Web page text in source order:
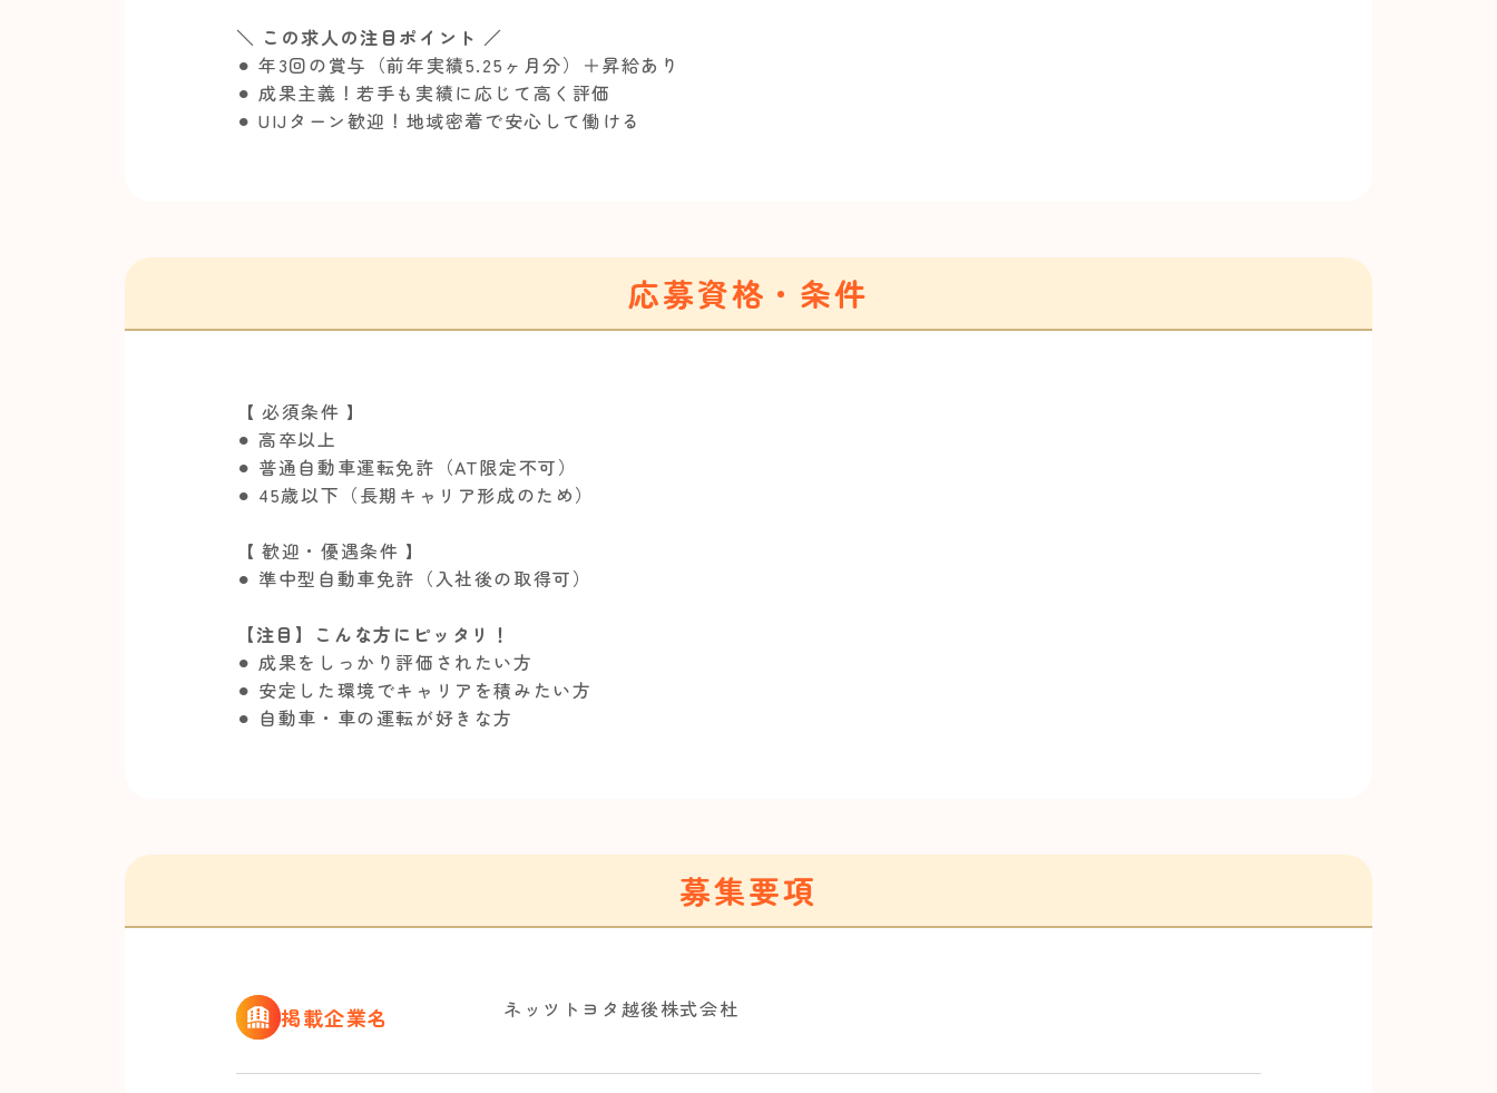
＼ この求人の注目ポイント ／
⚫︎ 年3回の賞与（前年実績5.25ヶ月分）＋昇給あり
⚫︎ 成果主義！若手も実績に応じて高く評価
⚫︎ UIJターン歓迎！地域密着で安心して働ける
応募資格・条件
【 必須条件 】
⚫︎ 高卒以上
⚫︎ 普通自動車運転免許（AT限定不可）
⚫︎ 45歳以下（長期キャリア形成のため）
【 歓迎・優遇条件 】
⚫︎ 準中型自動車免許（入社後の取得可）
【注目】こんな方にピッタリ！
⚫︎ 成果をしっかり評価されたい方
⚫︎ 安定した環境でキャリアを積みたい方
⚫︎ 自動車・車の運転が好きな方
募集要項
掲載企業名 ネッツトヨタ越後株式会杜